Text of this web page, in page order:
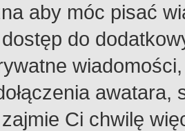
aby móc pisać
do
Ci chwilę